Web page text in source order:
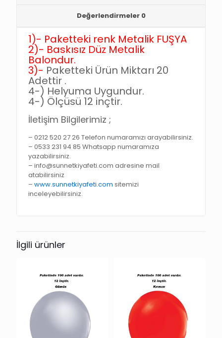
Değerlendirmeler 0
1)- Paketteki renk Metalik FUŞYA
2)- Baskısız Düz Metalik
Balondur.
3)- Paketteki Ürün Miktarı 20
Adettir .
4-) Helyuma Uygundur.
4-) Ölçüsü 12 inçtir.
İletişim Bilgilerimiz ;
– 0212 520 27 26 Telefon numaramızı arayabilirsiniz.
– 0533 231 94 85 Whatsapp numaramıza
yazabilirsiniz.
– info@sunnetkiyafeti.com adresine mail
atabilirsiniz
–www.sunnetkiyafeti.com sitemizi
inceleyebilirsiniz.
İlgili ürünler